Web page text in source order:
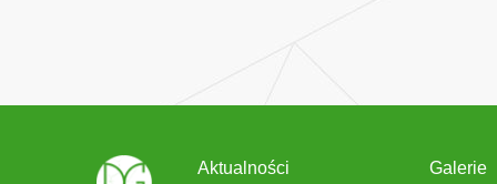
Aktualności
Galerie